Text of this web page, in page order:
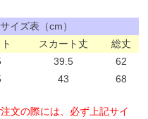
イズ表（cm）
スカート丈
総丈
39.5
62
43
68
文の際には、必ず上記サイ